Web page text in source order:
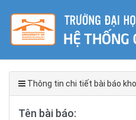
Thông tin chi tiết bài báo
Tên bài báo: